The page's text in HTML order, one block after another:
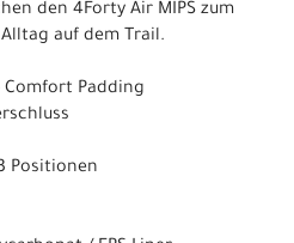
den 4Forty Air MIPS zum
auf dem Trail.
Padding
Positionen